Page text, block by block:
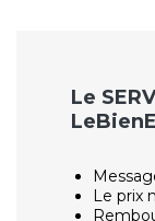
Le
Le prix